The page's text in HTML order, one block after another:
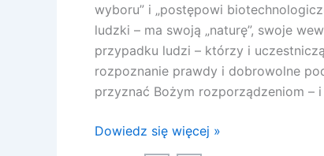
wyboru” i „postępowi
ludzki – ma swoją „naturę”, swoje
przypadku ludzi – którzy i
rozpoznanie prawdy i dobrowolne
przyznać Bożym rozporządzeniom –
Dowiedz się więcej »